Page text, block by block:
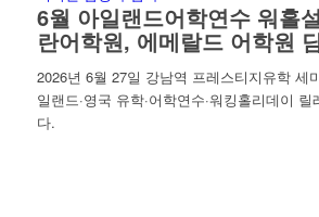
6월 아일랜드어학연수 워홀
란어학원, 에메랄드 어학원
2026년 6월 27일 강남역 프레스티지유학 세
일랜드·영국 유학·어학연수·워킹홀리데이
다.